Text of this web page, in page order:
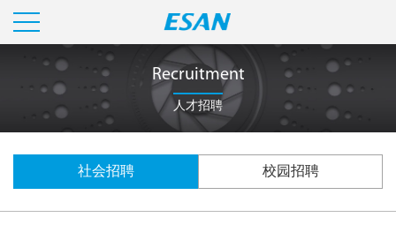
Recruitment
人才招聘
社会招聘 校园招聘